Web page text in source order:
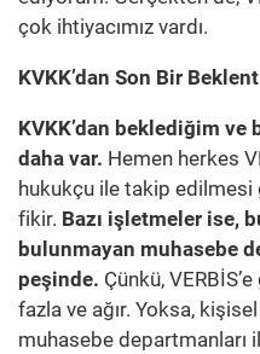
çok ihtiyacımız vardı.
KVKK’dan Son Bir
KVKK’dan beklediğim
daha var. Hemen herkes
hukukçu ile takip
fikir. Bazı işletmeler ise,
bulunmayan muhasebe
peşinde. Çünkü,
fazla ve ağır. Yoksa,
muhasebe departmanları